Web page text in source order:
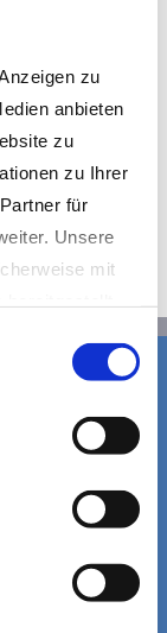
zu
anbieten
zu
zu Ihrer
für
Unsere
mit
sind
massive
auch bei